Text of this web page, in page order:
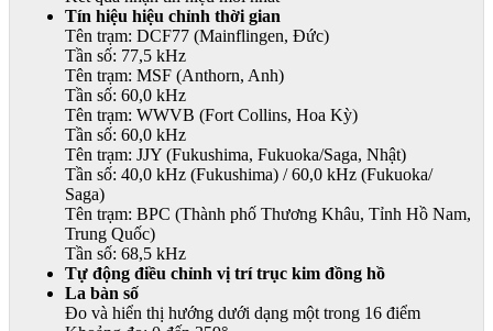
Tín hiệu hiệu chỉnh thời gian
Tên trạm: DCF77 (Mainflingen, Đức)
Tần số: 77,5 kHz
Tên trạm: MSF (Anthorn, Anh)
Tần số: 60,0 kHz
Tên trạm: WWVB (Fort Collins, Hoa Kỳ)
Tần số: 60,0 kHz
Tên trạm: JJY (Fukushima, Fukuoka/Saga, Nhật)
Tần số: 40,0 kHz (Fukushima) / 60,0 kHz (Fukuoka/
Saga)
Tên trạm: BPC (Thành phố Thương Khâu, Tỉnh Hồ Nam,
Trung Quốc)
Tần số: 68,5 kHz
Tự động điều chỉnh vị trí trục kim đồng hồ
La bàn số
Đo và hiển thị hướng dưới dạng một trong 16 điểm